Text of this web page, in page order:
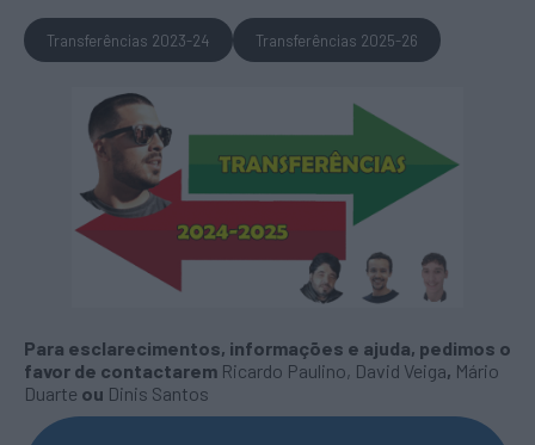
Transferências 2023-24 Transferências 2025-26
Para esclarecimentos, informações e ajuda, pedimos o
favor de contactarem Ricardo Paulino, David Veiga, Mário
Duarte ou Dinis Santos